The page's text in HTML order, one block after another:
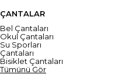
ÇANTALAR
Bel Çantaları
Okul Çantaları
Su Sporları
Çantaları
Bisiklet Çantaları
Tümünü Gör